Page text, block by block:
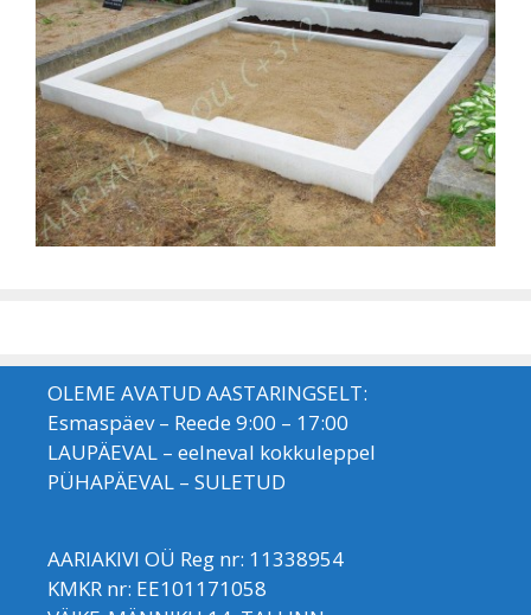
OLEME AVATUD AASTARINGSELT:
Esmaspäev – Reede 9:00 – 17:00
LAUPÄEVAL – eelneval kokkuleppel
PÜHAPÄEVAL – SULETUD
AARIAKIVI OÜ Reg nr: 11338954
KMKR nr: EE101171058